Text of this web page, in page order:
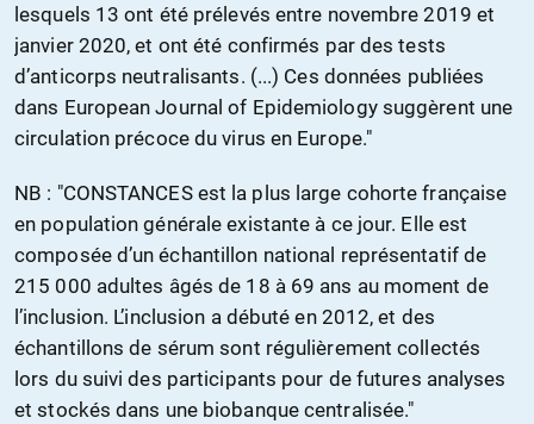
lesquels 13 ont été prélevés entre novembre 2019 et
janvier 2020, et ont été confirmés par des tests
d’anticorps neutralisants. (...) Ces données publiées
dans European Journal of Epidemiology suggèrent une
circulation précoce du virus en Europe."
NB : "CONSTANCES est la plus large cohorte française
en population générale existante à ce jour. Elle est
composée d’un échantillon national représentatif de
215 000 adultes âgés de 18 à 69 ans au moment de
l’inclusion. L’inclusion a débuté en 2012, et des
échantillons de sérum sont régulièrement collectés
lors du suivi des participants pour de futures analyses
et stockés dans une biobanque centralisée."